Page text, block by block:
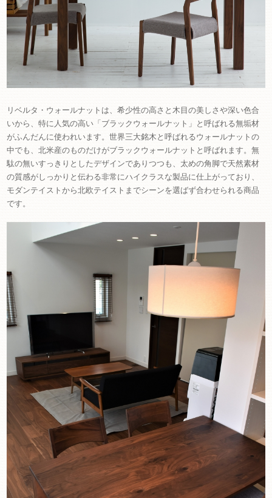
リベルタ・ウォールナットは、希少性の高さと木目の美しさや深い色合
いから、特に人気の高い 「ブラックウォールナット」と呼ばれる無垢材
がふんだんに使われいます。世界三大銘木と呼ばれるウォールナットの
中でも、北米産のものだけがブラックウォールナットと呼ばれます。無
駄の無いすっきりとしたデザインでありつつも、太めの角脚で天然素材
の質感がしっかりと伝わる非常にハイクラスな製品に仕上がっており、
モダンテイストから北欧テイストまでシーンを選ばず合わせられる商品
です。